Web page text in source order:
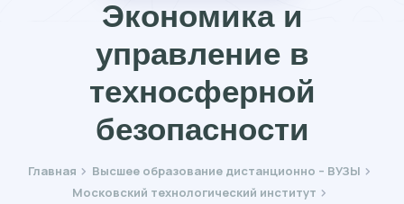
Экономика и
управление в
техносферной
безопасности
Главная
Высшее образование дистанционно – ВУЗЫ
Московский технологический институт